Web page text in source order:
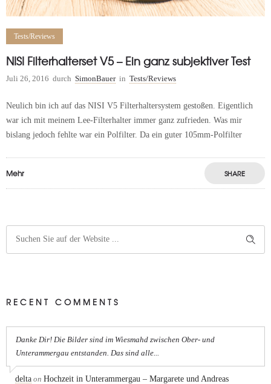
Tests/Reviews
NISI Filterhalterset V5 – Ein ganz subjektiver Test
Juli 26, 2016 durch SimonBauer in Tests/Reviews
Neulich bin ich auf das NISI V5 Filterhaltersystem gestoßen. Eigentlich
war ich mit meinem Lee-Filterhalter immer ganz zufrieden. Was mir
bislang jedoch fehlte war ein Polfilter. Da ein guter 105mm-Polfilter
Mehr SHARE
RECENT COMMENTS
Danke Dir! Die Bilder sind im Wiesmahd zwischen Ober- und
Unterammergau entstanden. Das sind alle...
delta on Hochzeit in Unterammergau – Margarete und Andreas